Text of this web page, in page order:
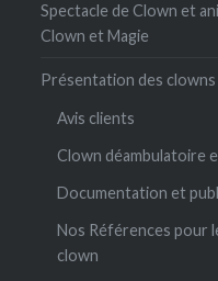
Spectacle de Clown et
Clown et Magie
Présentation des clowns
Avis clients
Clown déambulatoire
Documentation et
Nos Références pour
clown